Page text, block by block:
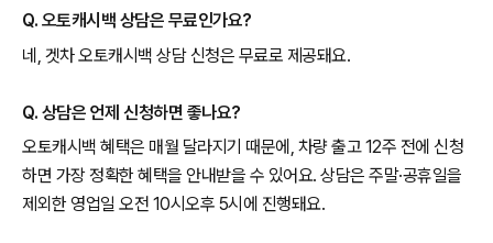
Q. 오토캐시백 상담은 무료인가요?
네, 겟차 오토캐시백 상담 신청은 무료로 제공돼요.
Q. 상담은 언제 신청하면 좋나요?
오토캐시백 혜택은 매월 달라지기 때문에, 차량 출고 12주 전에 신청
하면 가장 정확한 혜택을 안내받을 수 있어요. 상담은 주말·공휴일을
제외한 영업일 오전 10시오후 5시에 진행돼요.